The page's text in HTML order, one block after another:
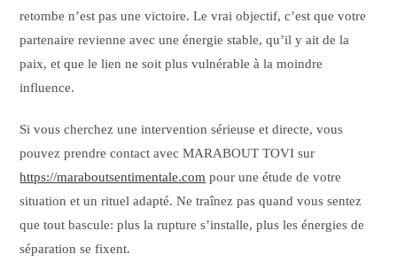
retombe n’est pas une victoire. Le vrai objectif, c’est que votre
partenaire revienne avec une énergie stable, qu’il y ait de la
paix, et que le lien ne soit plus vulnérable à la moindre
influence.
Si vous cherchez une intervention sérieuse et directe, vous
pouvez prendre contact avec MARABOUT TOVI sur
https://maraboutsentimentale.com pour une étude de votre
situation et un rituel adapté. Ne traînez pas quand vous sentez
que tout bascule: plus la rupture s’installe, plus les énergies de
séparation se fixent.